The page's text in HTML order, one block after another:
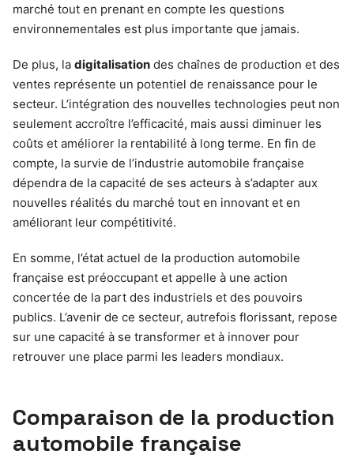
marché tout en prenant en compte les questions
environnementales est plus importante que jamais.
De plus, la digitalisation des chaînes de production et des
ventes représente un potentiel de renaissance pour le
secteur. L’intégration des nouvelles technologies peut non
seulement accroître l’efficacité, mais aussi diminuer les
coûts et améliorer la rentabilité à long terme. En fin de
compte, la survie de l’industrie automobile française
dépendra de la capacité de ses acteurs à s’adapter aux
nouvelles réalités du marché tout en innovant et en
améliorant leur compétitivité.
En somme, l’état actuel de la production automobile
française est préoccupant et appelle à une action
concertée de la part des industriels et des pouvoirs
publics. L’avenir de ce secteur, autrefois florissant, repose
sur une capacité à se transformer et à innover pour
retrouver une place parmi les leaders mondiaux.
Comparaison de la production
automobile française